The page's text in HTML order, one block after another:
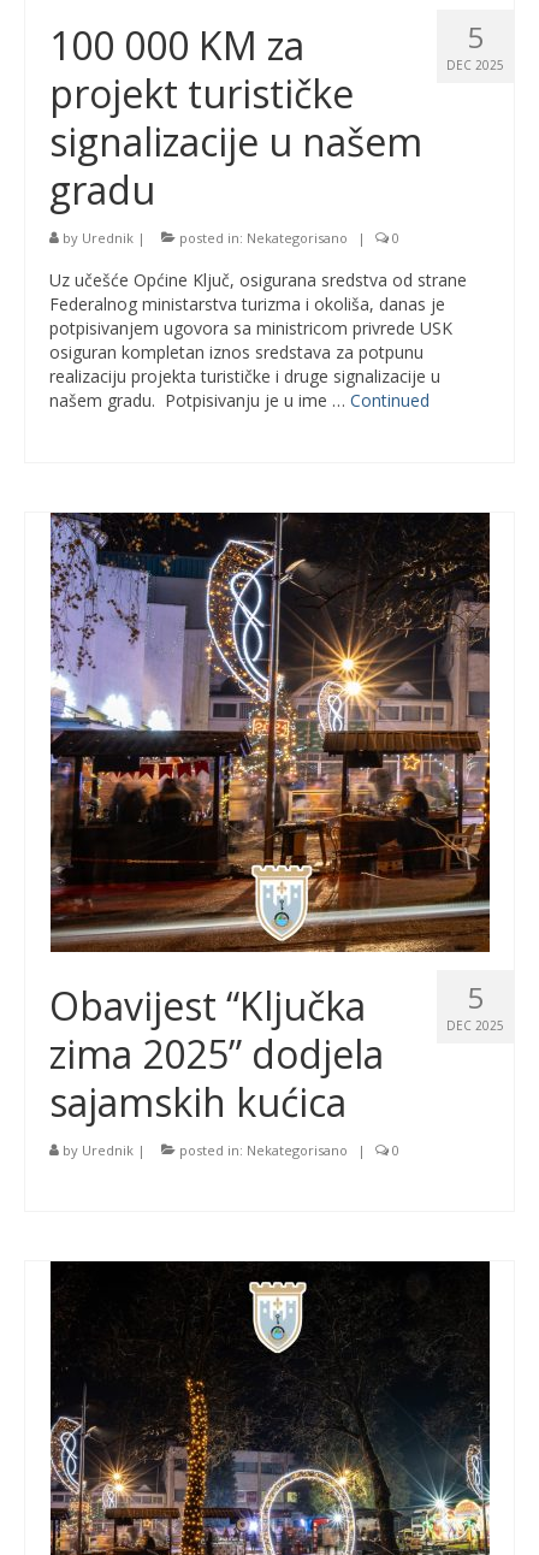
5
DEC 2025
100 000 KM za
projekt turističke
signalizacije u našem
gradu
by Urednik | posted in: Nekategorisano | 0
Uz učešće Općine Ključ, osigurana sredstva od strane
Federalnog ministarstva turizma i okoliša, danas je
potpisivanjem ugovora sa ministricom privrede USK
osiguran kompletan iznos sredstava za potpunu
realizaciju projekta turističke i druge signalizacije u
našem gradu. Potpisivanju je u ime … Continued
5
DEC 2025
Obavijest “Ključka
zima 2025” dodjela
sajamskih kućica
by Urednik | posted in: Nekategorisano | 0